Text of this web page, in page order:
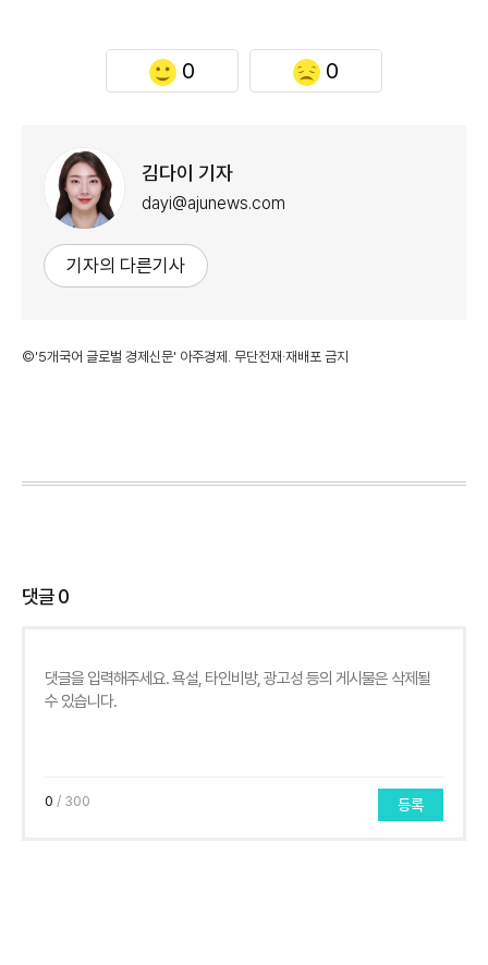
0 0
김다이 기자
dayi@ajunews.com
기자의 다른기사
©'5개국어 글로벌 경제신문' 아주경제. 무단전재·재배포 금지
댓글0
0 / 300 등록